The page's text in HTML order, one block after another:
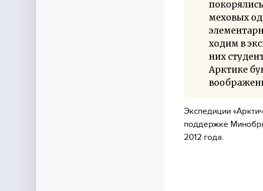
меховых
ходим в
них
Арктике
Экспедиции
поддержке
2012 года.